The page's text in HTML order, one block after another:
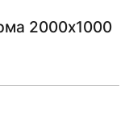
2000х1000